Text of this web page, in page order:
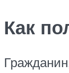
Как